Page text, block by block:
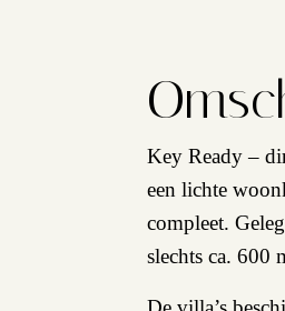
Key Ready –
een lichte
compleet.
slechts ca. 600